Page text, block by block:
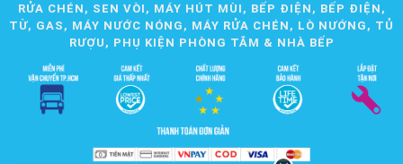
RỬA CHÉN, SEN VÒI, MÁY HÚT MÙI, BẾP ĐIỆN, BẾP ĐIỆN,
TỪ, GAS, MÁY NƯỚC NÓNG, MÁY RỬA CHÉN, LÒ NƯỚNG, TỦ
RƯỢU, PHỤ KIỆN PHÒNG TẮM & NHÀ BẾP